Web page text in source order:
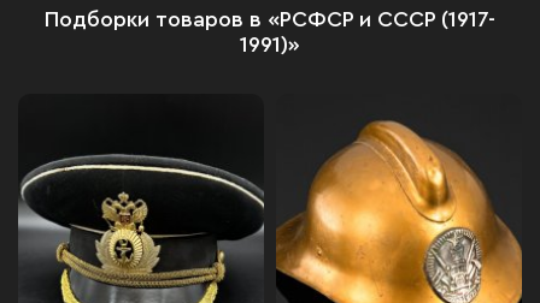
Подборки товаров в «РСФСР и СССР (1917-
1991)»